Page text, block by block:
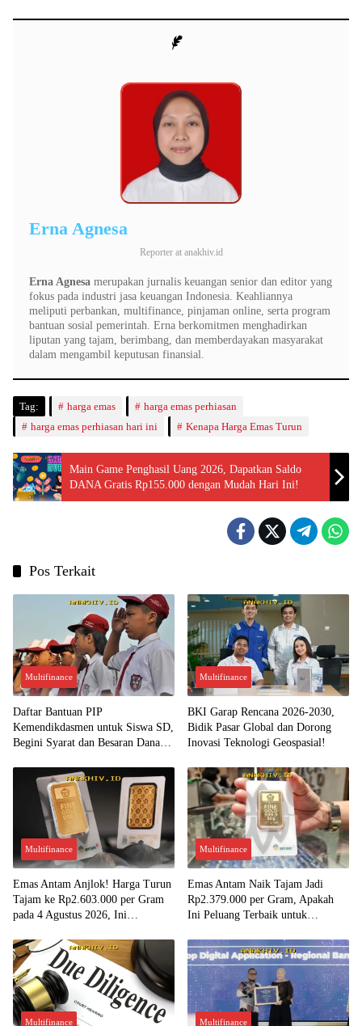
Erna Agnesa
Reporter at anakhiv.id
Erna Agnesa merupakan jurnalis keuangan senior dan editor yang
fokus pada industri jasa keuangan Indonesia. Keahliannya
meliputi perbankan, multifinance, pinjaman online, serta program
bantuan sosial pemerintah. Erna berkomitmen menghadirkan
liputan yang tajam, berimbang, dan memberdayakan masyarakat
dalam mengambil keputusan finansial.
Tag: harga emas
harga emas perhiasan
harga emas perhiasan hari ini
Kenapa Harga Emas Turun
Main Game Penghasil Uang 2026, Dapatkan Saldo
DANA Gratis Rp155.000 dengan Mudah Hari Ini!
Pos Terkait
Multifinance
Daftar Bantuan PIP
Kemendikdasmen untuk Siswa SD,
Begini Syarat dan Besaran Dana
Multifinance
BKI Garap Rencana 2026-2030,
Bidik Pasar Global dan Dorong
Inovasi Teknologi Geospasial!
Multifinance
Emas Antam Anjlok! Harga Turun
Tajam ke Rp2.603.000 per Gram
pada 4 Agustus 2026, Ini
Multifinance
Emas Antam Naik Tajam Jadi
Rp2.379.000 per Gram, Apakah
Ini Peluang Terbaik untuk
Multifinance Multifinance